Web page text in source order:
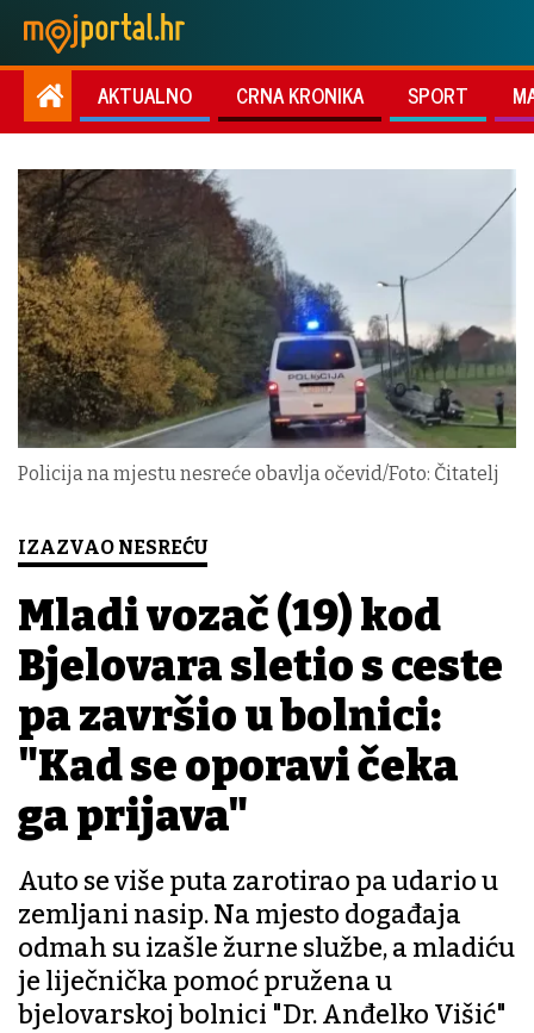
AKTUALNO CRNA KRONIKA SPORT
Policija na mjestu nesreće obavlja očevid/Foto: Čitatelj
IZAZVAO NESREĆU
Mladi vozač (19) kod
Bjelovara sletio s ceste
pa završio u bolnici:
"Kad se oporavi čeka
ga prijava"
Auto se više puta zarotirao pa udario u
zemljani nasip. Na mjesto događaja
odmah su izašle žurne službe, a mladiću
je liječnička pomoć pružena u
bjelovarskoj bolnici "Dr. Anđelko Višić"